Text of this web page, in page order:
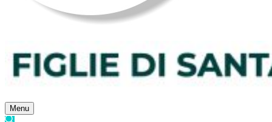
Menu